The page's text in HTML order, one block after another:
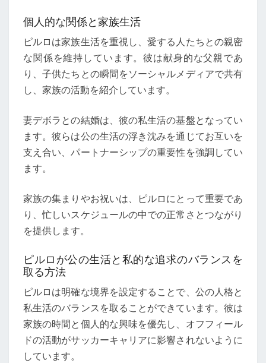
個人的な関係と家族生活
ピルロは家族生活を重視し、愛する人たちとの親密
な関係を維持しています。彼は献身的な父親であ
り、子供たちとの瞬間をソーシャルメディアで共有
し、家族の活動を紹介しています。
妻デボラとの結婚は、彼の私生活の基盤となってい
ます。彼らは公の生活の浮き沈みを通じてお互いを
支え合い、パートナーシップの重要性を強調してい
ます。
家族の集まりやお祝いは、ピルロにとって重要であ
り、忙しいスケジュールの中での正常さとつながり
を提供します。
ピルロが公の生活と私的な追求のバランスを
取る方法
ピルロは明確な境界を設定することで、公の人格と
私生活のバランスを取ることができています。彼は
家族の時間と個人的な興味を優先し、オフフィール
ドの活動がサッカーキャリアに影響されないように
しています。